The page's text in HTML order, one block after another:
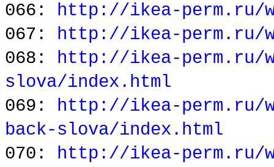
066: http://ikea-perm.ru/
067: http://ikea-perm.ru/
068: http://ikea-perm.ru/
slova/index.html
069: http://ikea-perm.ru/
back-slova/index.html
070: http://ikea-perm.ru/